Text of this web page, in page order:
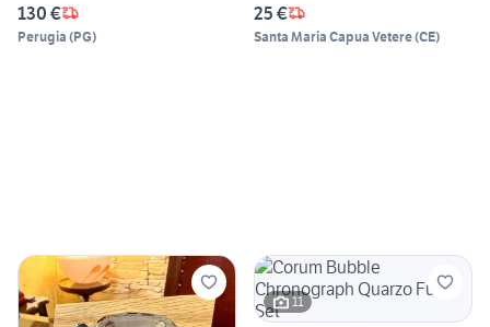
130 €
Perugia (PG)
25 €
Santa Maria Capua Vetere(CE)
11